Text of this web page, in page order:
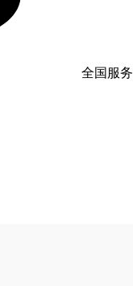
全国服务